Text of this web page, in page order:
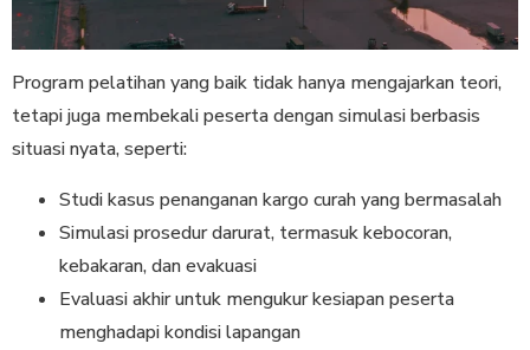
Program pelatihan yang baik tidak hanya mengajarkan teori,
tetapi juga membekali peserta dengan simulasi berbasis
situasi nyata, seperti:
Studi kasus penanganan kargo curah yang bermasalah
Simulasi prosedur darurat, termasuk kebocoran,
kebakaran, dan evakuasi
Evaluasi akhir untuk mengukur kesiapan peserta
menghadapi kondisi lapangan